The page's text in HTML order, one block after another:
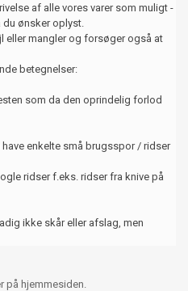
af alle vores varer som muligt -
ønsker oplyst.
eller mangler og forsøger også at
betegnelser:
som da den oprindelig forlod
have enkelte små brugsspor / ridser
ridser f.eks. ridser fra knive på
ikke skår eller afslag, men
på hjemmesiden.